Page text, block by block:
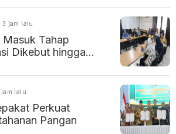
3 jam lalu
Tahap
Dikebut hingga
lalu
Perkuat
Pangan